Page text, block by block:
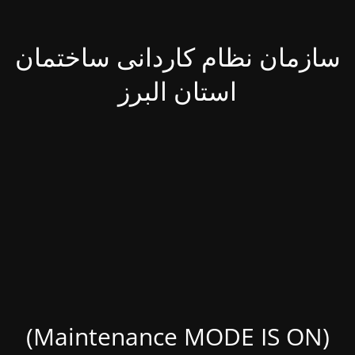
سازمان نظام کاردانی ساختمان
استان البرز
(Maintenance MODE IS ON)